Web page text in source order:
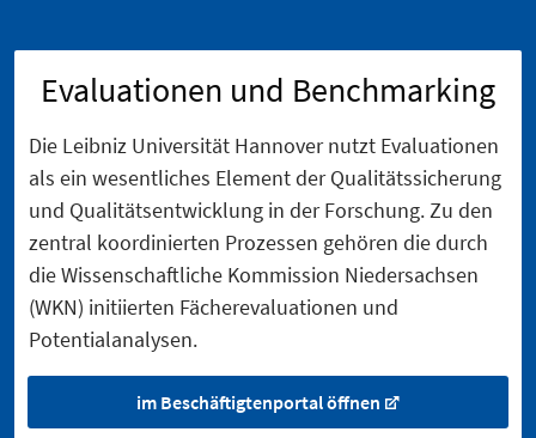
Evaluationen und Benchmarking
Die Leibniz Universität Hannover nutzt Evaluationen
als ein wesentliches Element der Qualitätssicherung
und Qualitätsentwicklung in der Forschung. Zu den
zentral koordinierten Prozessen gehören die durch
die Wissenschaftliche Kommission Niedersachsen
(WKN) initiierten Fächerevaluationen und
Potentialanalysen.
im Beschäftigtenportal öffnen